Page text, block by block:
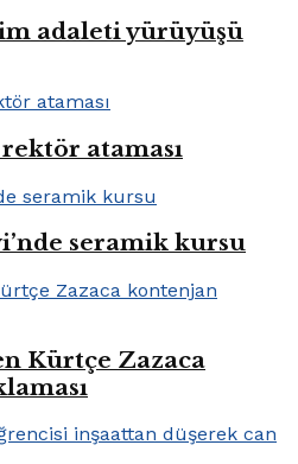
adaleti yürüyüşü
ataması
seramik kursu
Kürtçe Zazaca